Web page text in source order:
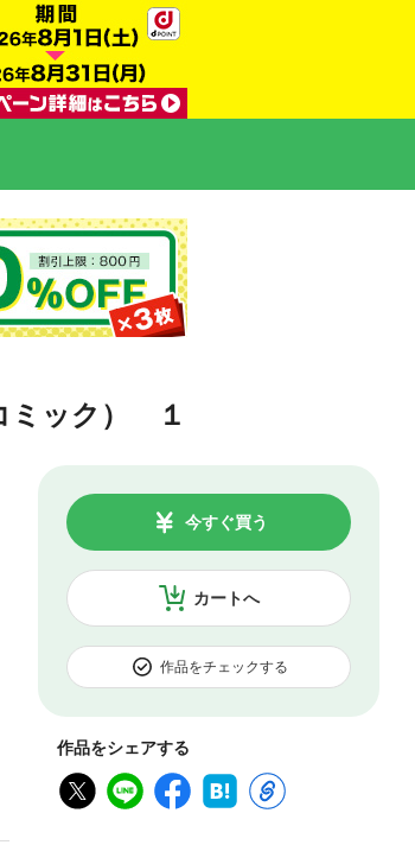
ミック） １
カートへ
今すぐ買う
作品をチェックする
作品をシェアする